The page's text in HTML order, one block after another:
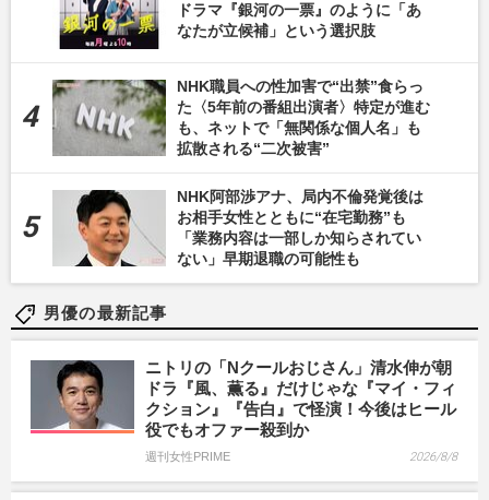
ドラマ『銀河の一票』のように「あ
なたが立候補」という選択肢
NHK職員への性加害で“出禁”食らっ
た〈5年前の番組出演者〉特定が進む
も、ネットで「無関係な個人名」も
拡散される“二次被害”
NHK阿部渉アナ、局内不倫発覚後は
お相手女性とともに“在宅勤務”も
「業務内容は一部しか知らされてい
ない」早期退職の可能性も
男優の最新記事
ニトリの「Nクールおじさん」清水伸が朝
ドラ『風、薫る』だけじゃな『マイ・フィ
クション』『告白』で怪演！今後はヒール
役でもオファー殺到か
週刊女性PRIME 2026/8/8